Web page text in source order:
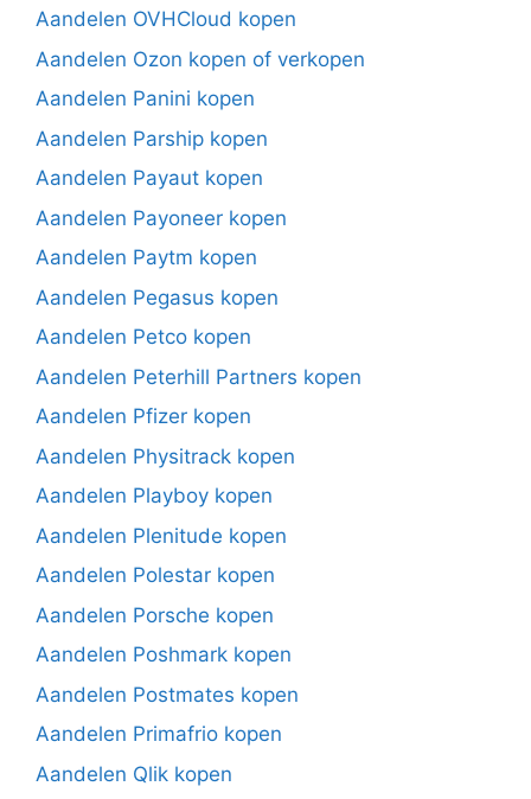
Aandelen OVHCloud kopen
Aandelen Ozon kopen of verkopen
Aandelen Panini kopen
Aandelen Parship kopen
Aandelen Payaut kopen
Aandelen Payoneer kopen
Aandelen Paytm kopen
Aandelen Pegasus kopen
Aandelen Petco kopen
Aandelen Peterhill Partners kopen
Aandelen Pfizer kopen
Aandelen Physitrack kopen
Aandelen Playboy kopen
Aandelen Plenitude kopen
Aandelen Polestar kopen
Aandelen Porsche kopen
Aandelen Poshmark kopen
Aandelen Postmates kopen
Aandelen Primafrio kopen
Aandelen Qlik kopen